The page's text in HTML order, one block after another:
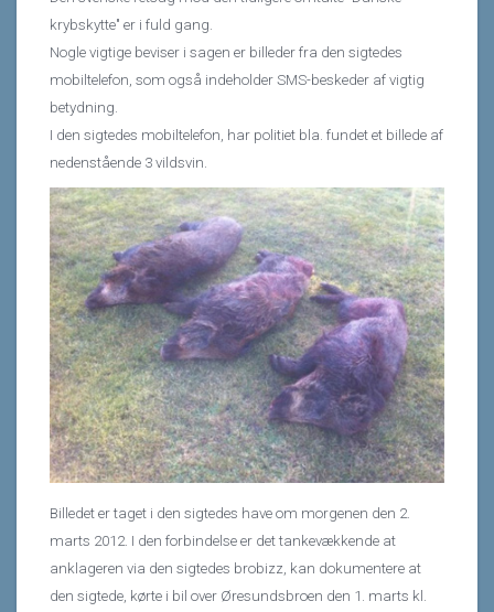
krybskytte" er i fuld gang.
Nogle vigtige beviser i sagen er billeder fra den sigtedes
mobiltelefon, som også indeholder SMS-beskeder af vigtig
betydning.
I den sigtedes mobiltelefon, har politiet bla. fundet et billede af
nedenstående 3 vildsvin.
Billedet er taget i den sigtedes have om morgenen den 2.
marts 2012. I den forbindelse er det tankevækkende at
anklageren via den sigtedes brobizz, kan dokumentere at
den sigtede, kørte i bil over Øresundsbroen den 1. marts kl.